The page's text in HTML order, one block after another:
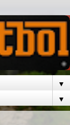
▼
▼